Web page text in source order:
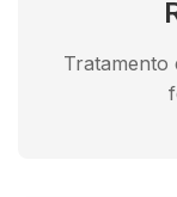
Tratamento